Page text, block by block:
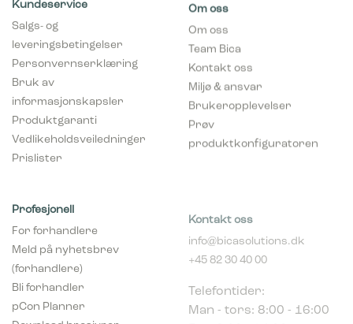
Kundeservice
Salgs- og
leveringsbetingelser
Personvernserklæring
Bruk av
informasjonskapsler
Produktgaranti
Vedlikeholdsveiledninger
Prislister
Om oss
Om oss
Team Bica
Kontakt oss
Miljø & ansvar
Brukeropplevelser
Prøv
produktkonfiguratoren
Profesjonell
Meld på nyhetsbrev
+45 82 30 40 00
Man - tors: 8:00 - 16:00
Fre: 8:00 - 14:00